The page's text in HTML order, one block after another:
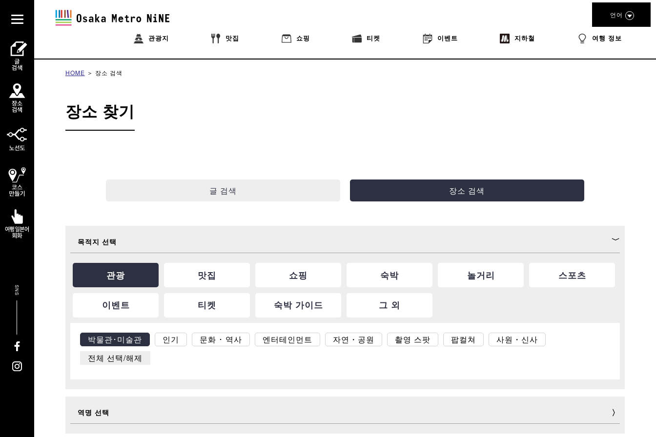
관광지 맛집 쇼핑 티켓 이벤트 지하철 여행 정보
언어
SNS
HOME 장소 검색
장소 찾기
글 검색 장소 검색
목적지 선택
관광 맛집 쇼핑 숙박 놀거리 스포츠
이벤트 티켓 숙박 가이드 그 외
박물관･미술관 인기 문화 ･ 역사 엔터테인먼트 자연・공원 촬영 스팟 팝컬쳐
사원・신사
전체 선택/해제
역명 선택